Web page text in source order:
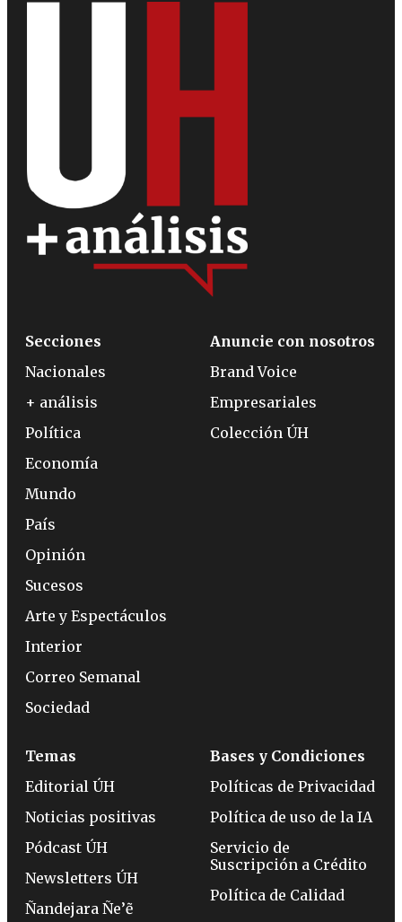
Secciones
Nacionales
+ análisis
Política
Economía
Mundo
País
Opinión
Sucesos
Arte y Espectáculos
Interior
Correo Semanal
Sociedad
Anuncie con nosotros
Brand Voice
Empresariales
Colección ÚH
Temas
Editorial ÚH
Noticias positivas
Pódcast ÚH
Newsletters ÚH
Ñandejara Ñe’ẽ
Bases y Condiciones
Políticas de Privacidad
Política de uso de la IA
Servicio de
Suscripción a Crédito
Política de Calidad